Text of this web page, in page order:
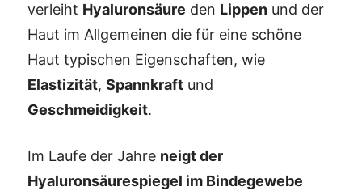
verleiht Hyaluronsäure den Lippen und der
Haut im Allgemeinen die für eine schöne
Haut typischen Eigenschaften, wie
Elastizität, Spannkraft und
Geschmeidigkeit.
Im Laufe der Jahre neigt der
Hyaluronsäurespiegel im Bindegewebe